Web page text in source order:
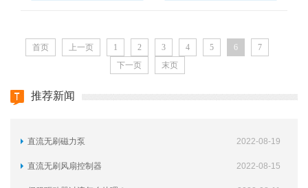
首页 上一页 1 2 3 4 5 6
7
下一页
末页
推荐新闻
2022-08-19
直流无刷磁力泵
2022-08-15
直流无刷风扇控制器